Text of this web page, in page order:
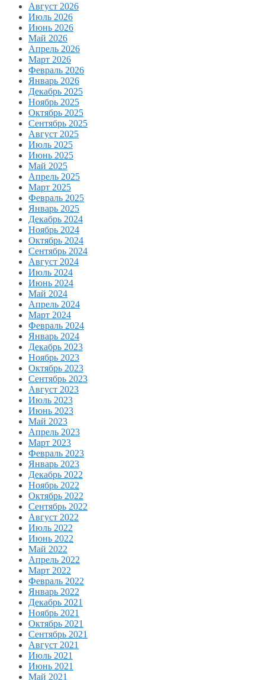
Август 2026
Июль 2026
Июнь 2026
Май 2026
Апрель 2026
Март 2026
Февраль 2026
Январь 2026
Декабрь 2025
Ноябрь 2025
Октябрь 2025
Сентябрь 2025
Август 2025
Июль 2025
Июнь 2025
Май 2025
Апрель 2025
Март 2025
Февраль 2025
Январь 2025
Декабрь 2024
Ноябрь 2024
Октябрь 2024
Сентябрь 2024
Август 2024
Июль 2024
Июнь 2024
Май 2024
Апрель 2024
Март 2024
Февраль 2024
Январь 2024
Декабрь 2023
Ноябрь 2023
Октябрь 2023
Сентябрь 2023
Август 2023
Июль 2023
Июнь 2023
Май 2023
Апрель 2023
Март 2023
Февраль 2023
Январь 2023
Декабрь 2022
Ноябрь 2022
Октябрь 2022
Сентябрь 2022
Август 2022
Июль 2022
Июнь 2022
Май 2022
Апрель 2022
Март 2022
Февраль 2022
Январь 2022
Декабрь 2021
Ноябрь 2021
Октябрь 2021
Сентябрь 2021
Август 2021
Июль 2021
Июнь 2021
Май 2021